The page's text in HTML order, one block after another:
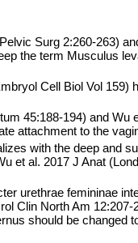
Surg 2:260-263)
the term Musculus
Cell Biol Vol 159)
45:188-194) and Wu
attachment to the
with the deep and
et al. 2017 J Anat
urethrae femininae
Clin North Am
should be changed